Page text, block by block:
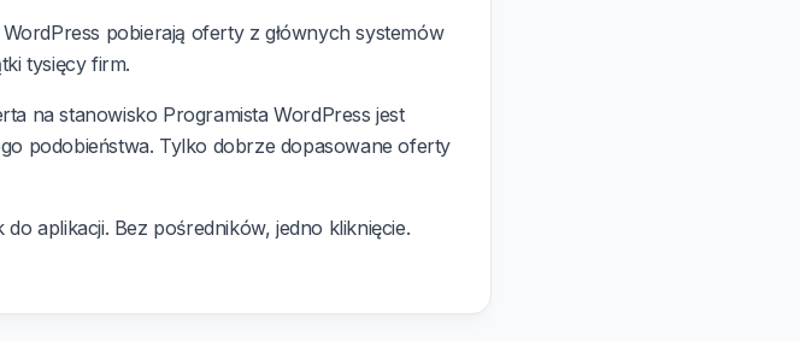
pobierają oferty z głównych systemów
tysięcy firm.
na stanowisko Programista WordPress jest
podobieństwa. Tylko dobrze dopasowane oferty
aplikacji. Bez pośredników, jedno kliknięcie.